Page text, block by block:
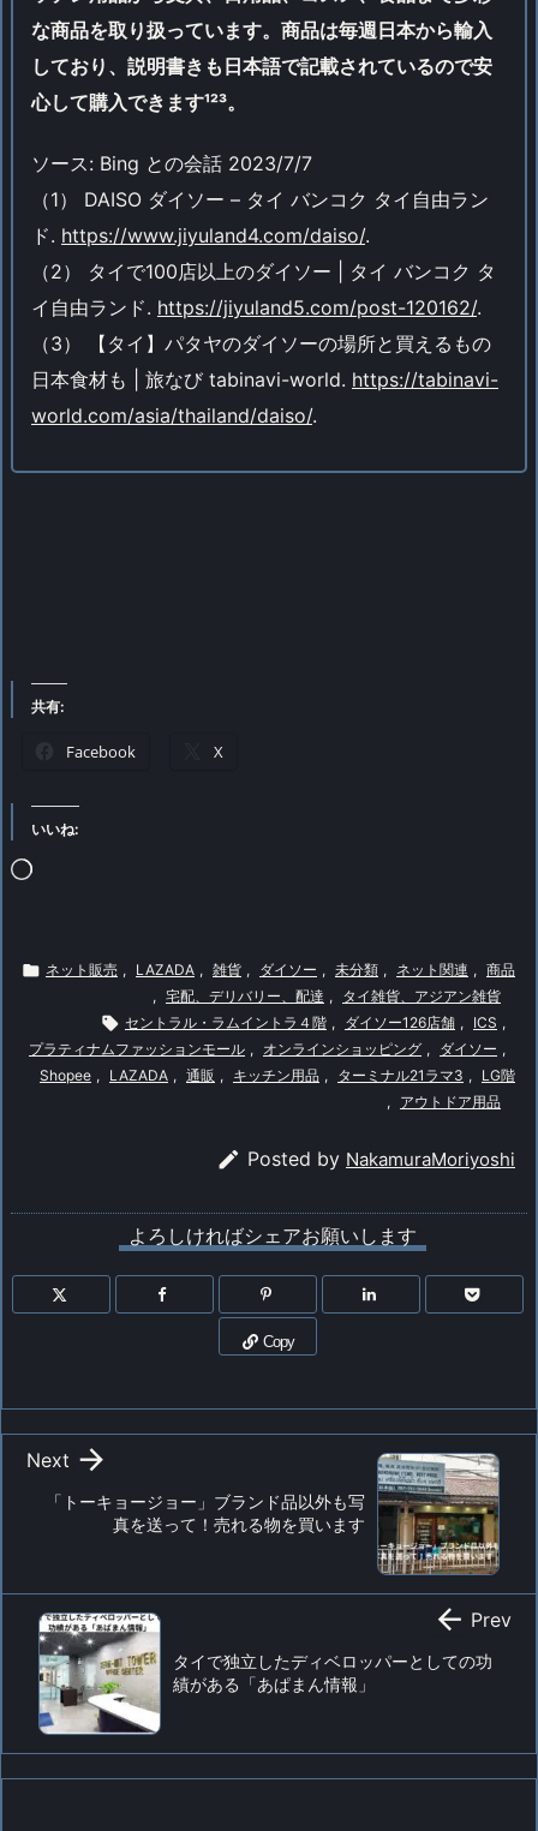
な商品を取り扱っています。商品は毎週日本から輸入
しており、説明書きも日本語で記載されているので安
心して購入できます¹²³。
ソース: Bing との会話 2023/7/7
（1） DAISO ダイソー – タイ バンコク タイ自由ラン
ド. https://www.jiyuland4.com/daiso/.
（2） タイで100店以上のダイソー | タイ バンコク タ
イ自由ランド. https://jiyuland5.com/post-120162/.
（3） 【タイ】パタヤのダイソーの場所と買えるもの
日本食材も | 旅なび tabinavi-world. https://tabinavi-
world.com/asia/thailand/daiso/.
共有:
Facebook X
いいね:
み
 ネット販売 , LAZADA , 雑貨 , ダイソー , 未分類 , ネット関連 , 商品
, 宅配、デリバリー、配達 , タイ雑貨、アジアン雑貨
 セントラル・ラムイントラ４階 , ダイソー126店舗 , ICS ,
プラティナムファッションモール , オンラインショッピング , ダイソー ,
Shopee , LAZADA , 通販 , キッチン用品 , ターミナル21ラマ3 ,
LG階
,
アウトドア用品
 Posted by NakamuraMoriyoshi
よろしければシェアお願いします
Copy
「トーキョージョー」ブランド品以外も写
真を送って！売れる物を買います

Next
タイで独立したディベロッパーとしての功
績がある「あぱまん情報」
 Prev